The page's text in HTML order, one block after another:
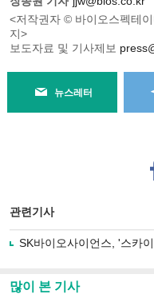
<저작권자 © 바이오스펙테
지>
보도자료 및 기사제보
뉴스레터
관련기사
SK바이오사이언스, '스카
많이 본 기사